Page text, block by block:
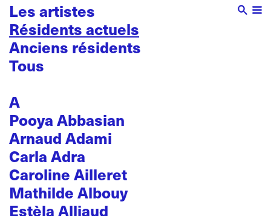
Les artistes
Résidents actuels
Anciens résidents
Tous
A
Pooya Abbasian
Arnaud Adami
Carla Adra
Caroline Ailleret
Mathilde Albouy
Estèla Alliaud